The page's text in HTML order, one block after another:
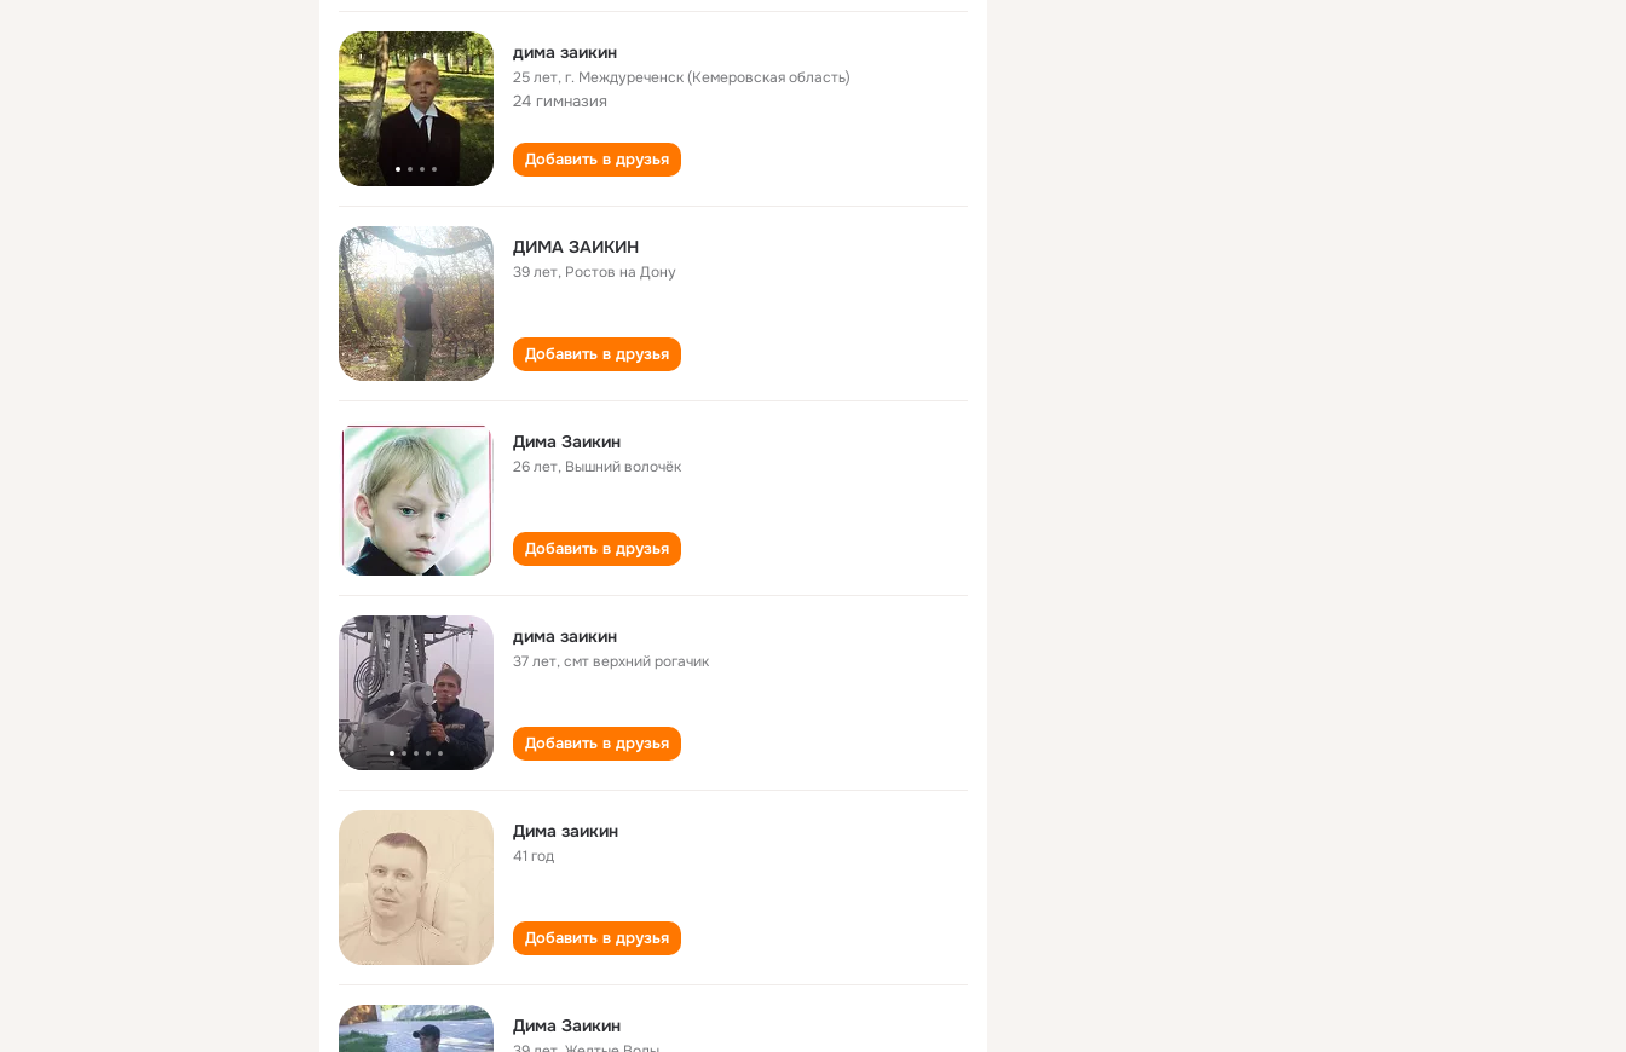
дима заикин
25 лет,г. Междуреченск (Кемеровская область)
24 гимназия
Добавить в друзья
ДИМА ЗАИКИН
39 лет, Ростов на Дону
Добавить в друзья
Дима Заикин
26 лет, Вышний волочёк
Добавить в друзья
дима заикин
37 лет,смт верхний рогачик
Добавить в друзья
Дима заикин
41 год
Добавить в друзья
Дима Заикин